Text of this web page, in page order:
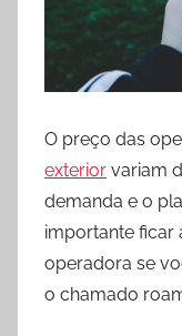
O preço das
exterior variam
demanda e o
importante ficar
operadora se
o chamado